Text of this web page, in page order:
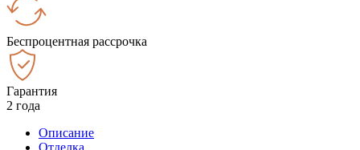
Беспроцентная рассрочка
Гарантия
2 года
Описание
Отделка